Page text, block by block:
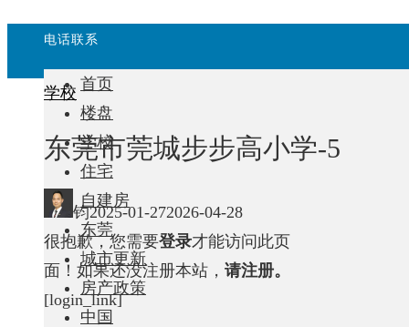
电话联系
首页
楼盘
学校
住宅
自建房
东莞
城市更新
房产政策
中国
学校
东莞市莞城步步高小学-5
钧2025-01-272026-04-28
很抱歉，您需要登录才能访问此页
面！如果还没注册本站， 请注册。
[login_link]